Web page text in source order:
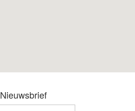
Nieuwsbrief